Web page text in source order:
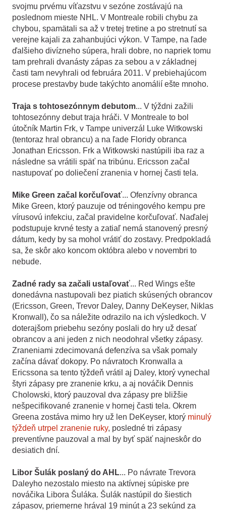
svojmu prvému víťazstvu v sezóne zostávajú na
poslednom mieste NHL. V Montreale robili chybu za
chybou, spamätali sa až v tretej tretine a po stretnutí sa
verejne kajali za zahanbujúci výkon. V Tampe, na ľade
ďalšieho divízneho súpera, hrali dobre, no napriek tomu
tam prehrali dvanásty zápas za sebou a v základnej
časti tam nevyhrali od februára 2011. V prebiehajúcom
procese prestavby bude takýchto anomálií ešte mnoho.
Traja s tohtosezónnym debutom... V týždni zažili
tohtosezónny debut traja hráči. V Montreale to bol
útočník Martin Frk, v Tampe univerzál Luke Witkowski
(tentoraz hral obrancu) a na ľade Floridy obranca
Jonathan Ericsson. Frk a Witkowski nastúpili iba raz a
následne sa vrátili späť na tribúnu. Ericsson začal
nastupovať po doliečení zranenia v hornej časti tela.
Mike Green začal korčuľovať... Ofenzívny obranca
Mike Green, ktorý pauzuje od tréningového kempu pre
vírusovú infekciu, začal pravidelne korčuľovať. Naďalej
podstupuje krvné testy a zatiaľ nemá stanovený presný
dátum, kedy by sa mohol vrátiť do zostavy. Predpokladá
sa, že skôr ako koncom októbra alebo v novembri to
nebude.
Zadné rady sa začali ustaľovať... Red Wings ešte
donedávna nastupovali bez piatich skúsených obrancov
(Ericsson, Green, Trevor Daley, Danny DeKeyser, Niklas
Kronwall), čo sa náležite odrazilo na ich výsledkoch. V
doterajšom priebehu sezóny poslali do hry už desať
obrancov a ani jeden z nich neodohral všetky zápasy.
Zraneniami zdecimovaná defenzíva sa však pomaly
začína dávať dokopy. Po návratoch Kronwalla a
Ericssona sa tento týždeň vrátil aj Daley, ktorý vynechal
štyri zápasy pre zranenie krku, a aj nováčik Dennis
Cholowski, ktorý pauzoval dva zápasy pre bližšie
nešpecifikované zranenie v hornej časti tela. Okrem
Greena zostáva mimo hry už len DeKeyser, ktorý minulý
týždeň utrpel zranenie ruky, posledné tri zápasy
preventívne pauzoval a mal by byť späť najneskôr do
desiatich dní.
Libor Šulák poslaný do AHL... Po návrate Trevora
Daleyho nezostalo miesto na aktívnej súpiske pre
nováčika Libora Šuláka. Šulák nastúpil do šiestich
zápasov, priemerne hrával 19 minút a 23 sekúnd za